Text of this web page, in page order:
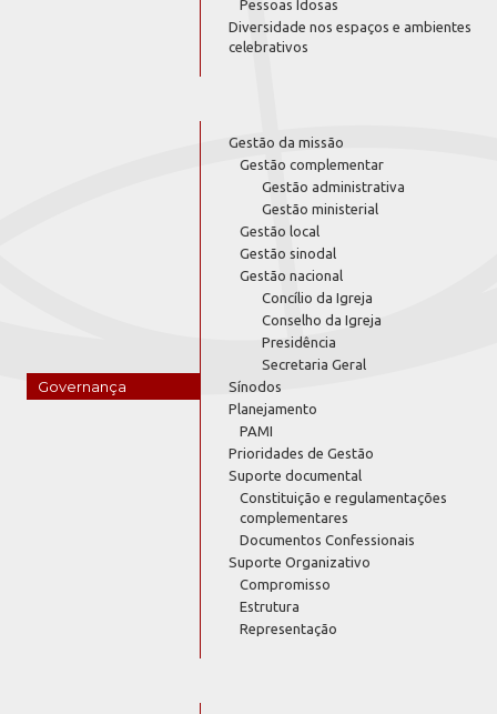
Pessoas Idosas
Diversidade nos espaços e ambientes
celebrativos
Governança
Gestão da missão
Gestão complementar
Gestão administrativa
Gestão ministerial
Gestão local
Gestão sinodal
Gestão nacional
Concílio da Igreja
Conselho da Igreja
Presidência
Secretaria Geral
Sínodos
Planejamento
PAMI
Prioridades de Gestão
Suporte documental
Constituição e regulamentações
complementares
Documentos Confessionais
Suporte Organizativo
Compromisso
Estrutura
Representação